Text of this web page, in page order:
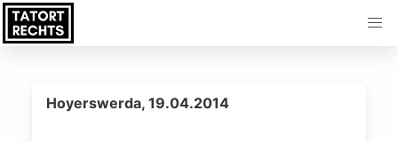
Hoyerswerda, 19.04.2014